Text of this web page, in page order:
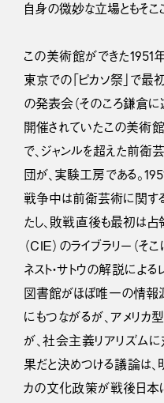
自身の微妙な立場ともそ
この美術館ができた
東京での「ピカソ祭」で
の発表会（そのころ鎌倉
開催されていたこの美術
で、ジャンルを超えた前衛
団が、実験工房である。
戦争中は前衛芸術に関す
たし、敗戦直後も最初は
（ＣＩＥ）のライブラリー（
ネスト・サトウの解説による
図書館がほぼ唯一の情報
にもつながるが、アメリ
が、社会主義リアリズム
果だと決めつける議論は、
カの文化政策が戦後日本